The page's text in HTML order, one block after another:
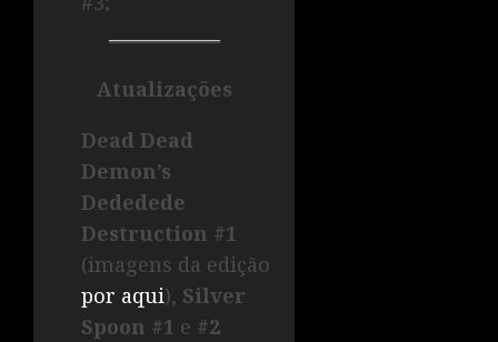
Atualizações
Dead Dead
Demon’s
Dededede
Destruction #1
(imagens da edição
por aqui), Silver
Spoon #1 e #2